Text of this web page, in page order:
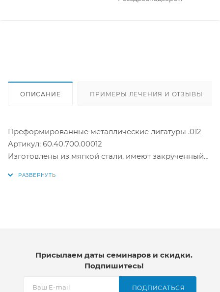
ОПИСАНИЕ ПРИМЕРЫ ЛЕЧЕНИЯ И ОТЗЫВЫ
Преформированные металлические лигатуры .012
Артикул: 60.40.700.00012
Изготовлены из мягкой стали, имеют закрученный
Присылаем даты семинаров и скидки.
Подпишитесь!
ПОДПИСАТЬСЯ